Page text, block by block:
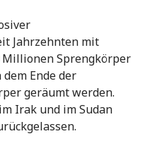
Jahrzehnten mit
Millionen Sprengkörper
Ende der
geräumt werden.
Irak und im Sudan